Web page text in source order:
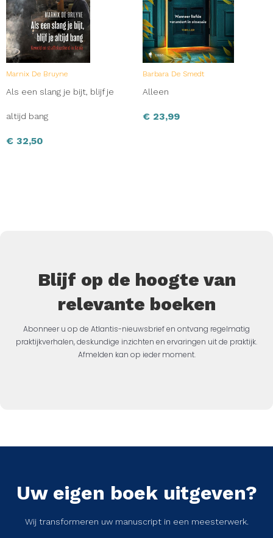
Marnix De Bruyne
Als een slang je bijt, blijf je
altijd bang
€ 32,50
Barbara De Smedt
Alleen
€ 23,99
Blijf op de hoogte van
relevante boeken
Abonneer u op de Atlantis-nieuwsbrief en ontvang regelmatig
praktijkverhalen, deskundige inzichten en ervaringen uit de praktijk.
Afmelden kan op ieder moment.
Uw eigen boek uitgeven?
Wij transformeren uw manuscript in een meesterwerk.